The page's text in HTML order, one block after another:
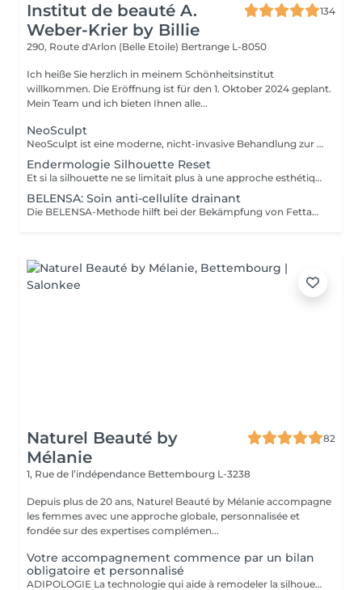
Institut de beauté A.
Weber-Krier by Billie
134
290, Route d'Arlon (Belle Etoile) Bertrange L-8050
Ich heiße Sie herzlich in meinem Schönheitsinstitut
willkommen. Die Eröffnung ist für den 1. Oktober 2024 geplant.
Mein Team und ich bieten Ihnen alle...
NeoSculpt
NeoSculpt ist eine moderne, nicht-invasive Behandlung zur gezielten Körperformung, Muskelstärkung und Fettreduktion. Durch hochintensive elektromagnetische Impulse werden tiefe Muskelkontraktionen ausgelöst, die mit herkömmlichem Training kaum erreichbar sind. Eine Sitzung entspricht mehreren tausend effektiven Muskelkontraktionen und hilft dabei: Muskeln sichtbar zu definieren und aufzubauen Fett zu reduzieren die Körperkontur zu verbessern Die Behandlung ist schmerzfrei, sicher und erfordert keine Ausfallzeit. NeoSculpt eignet sich ideal für Bauch, Gesäß, Beine und Arme sowohl für Frauen als auch für Männer.
Endermologie Silhouette Reset
Et si la silhouette ne se limitait plus à une approche esthétique, mais s'envisageait à travers le prisme du bien-être global ? Avec Silhouette Reset, LPG® dévoile un nouveau soin signature endermologie® qui réinvente les codes de la minceur en intégrant pleinement les interactions corps-esprit. Conçu comme un véritable reset corporel, ce protocole de 55 minutes agit sur les tensions nerveuses, stimule les circulations et accompagne la libération des déséquilibres liés au stress, au sommeil et à la digestion. Dans un contexte où ces facteurs influencent directement l'harmonie corporelle, le soin vise à restaurer un fonctionnement physiologique plus fluide et équilibré. Au cur du protocole, la technologie CELLU M6 INFINITY® s'associe à un modelage manuel expert, créant une synergie entre stimulation mécanique de précision et approche sensorielle. Cette double action permet une prise en charge à la fois ciblée et globale des tissus et des volumes. Fruit de plus de 40 ans d'expertise, Silhouette Reset illustre l'émergence d'une nouvelle esthétique thérapeutique : une minceur qui n'est plus une finalité isolée, mais la conséquence visible d'un mieux-être profond et durable. Disponible exclusivement dans les centres équipés CELLU M6 INFINITY®, le nouveau soin Silhouette Reset est à découvrir dès maintenant.
BELENSA: Soin anti-cellulite drainant
Die BELENSA-Methode hilft bei der Bekämpfung von Fettablagerungen, insbesondere im Bauch-, Oberschenkel- und Hüftbereich, und glättet das Erscheinungsbild der Orangenhaut. Das beste Ergebnis wird bei der Behandlung erzielt (1-2 x pro Woche für 2-3 Wochen, dann 1 x pro Woche -> INSGESAMT 10 Sitzungen) und dann 1-2 x pro Monat zur Erhaltung.
Naturel Beauté by
Mélanie
82
1, Rue de l’indépendance Bettembourg L-3238
Depuis plus de 20 ans, Naturel Beauté by Mélanie accompagne
les femmes avec une approche globale, personnalisée et
fondée sur des expertises complémen...
Votre accompagnement commence par un bilan
obligatoire et personnalisé
ADIPOLOGIE La technologie qui aide à remodeler la silhouette Vous rêvez d'une peau plus ferme, plus lisse et d'une silhouette plus harmonieuse? L'Adipologie est une technologie innovante basée sur l'action des ultrasons focalisés qui travaillent en profondeur au niveau des tissus. Grâce à des ondes énergétiques ciblées, ce soin agit sur les zones où les graisses sont stockées afin d'aider à remodeler la silhouette, améliorer l'aspect de la peau et lutter contre le relâchement cutané. Comment ça fonctionne ? Les ultrasons pénètrent dans les tissus et stimulent les mécanismes naturels du corps. Ils permettent de : - favoriser la libération des graisses stockées - améliorer la texture de la peau - stimuler la production naturelle de collagène et d'élastine - raffermir et tonifier les tissus réduire visiblement l'aspect peau d'orange Les bénéfices du soin : L'Adipologie est idéale pour les femmes souhaitent : - affiner certaines zones ciblées (ventre, cuisses, hanches, bras) - retrouver une peau plus ferme après une - perte de poids ou avec l'âge - améliorer la qualité et la tonicité de la peau - redessiner les contours de la silhouette Le soin est non invasif, confortable et sans éviction sociale : vous pouvez reprendre vos activités immédiatement après la séance. Une approche personnalisée,Chaque corps est unique. Lors du bilan obligatoire avant les séances, nous déterminons ensemble les zones à travailler et adaptons le protocole à vos objectifs pour vous accompagner vers une silhouette plus ferme, plus lisse et plus confiante. Mesures avec impédancemètre Biody Coach, photos, mesures, conseils en compléments alimentaires et nutritionnels pour accompagner votre cure. Le bilan est offert lors d'une cure ADIPOLOGIE. L'Adipologie : une technologie de pointe pour révéler votre beauté naturelle.